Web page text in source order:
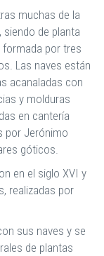
muchas de la
de planta
formada por tres
Las naves están
acanaladas con
y molduras
en cantería
por Jerónimo
góticos.
en el siglo XVI y
realizadas por
sus naves y se
de plantas